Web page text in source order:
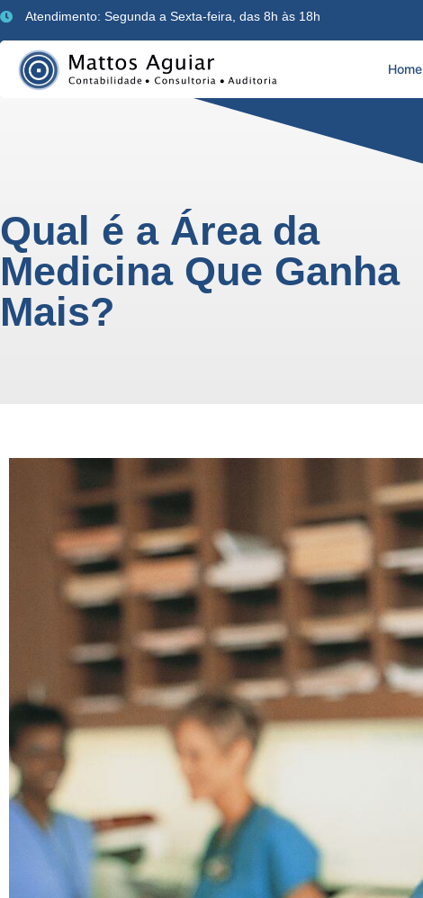
Atendimento: Segunda a Sexta-feira, das 8h às 18h
Home
Qual é a Área da
Medicina Que Ganha
Mais?